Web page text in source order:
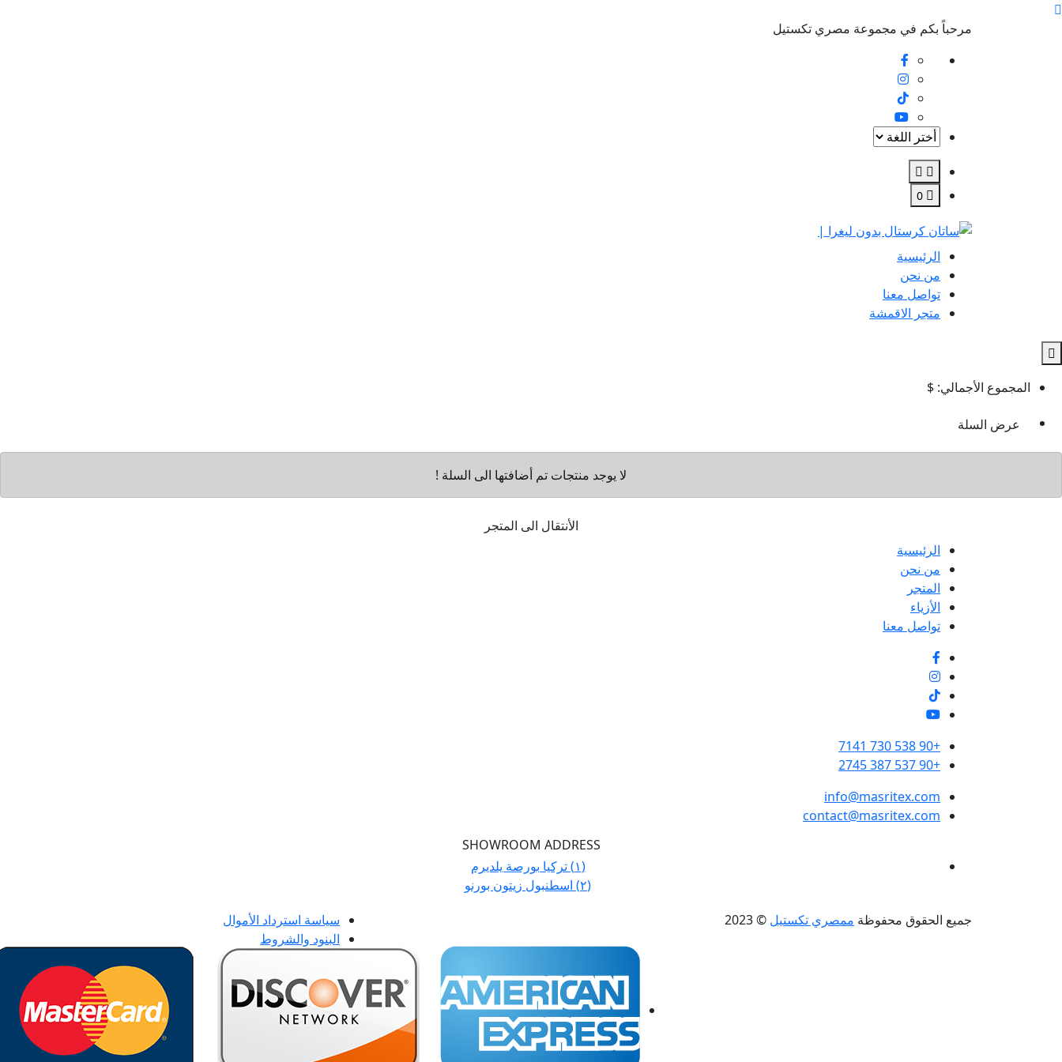
مرحباً بكم في مجموعة مصري تكستيل
0
الرئيسية
من نحن
تواصل معنا
متجر الاقمشة
المجموع الأجمالي: $
عرض السلة
لا يوجد منتجات تم أضافتها الى السلة !
الأنتقال الى المتجر
الرئيسية
من نحن
المتجر
الأزياء
تواصل معنا
+90 538 730 7141
+90 537 387 2745
info@masritex.com
contact@masritex.com
SHOWROOM ADDRESS
(١) تركيا بورصة يلديرم
(٢) اسطنبول زيتون بورنو
جميع الحقوق محفوظة ممصري تكستيل © 2023
سياسة استرداد الأموال
البنود والشروط